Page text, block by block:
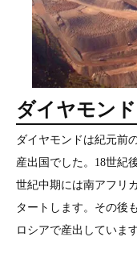
ダイヤモン
ダイヤモンドは紀元前
産出国でした。18世紀
世紀中期には南アフリ
タートします。その後
ロシアで産出しています